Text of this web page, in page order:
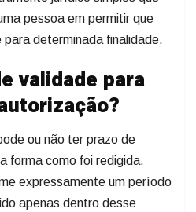
pessoa em permitir que
determinada finalidade.
validade para
ou não ter prazo de
forma como foi redigida.
expressamente um período
apenas dentro desse